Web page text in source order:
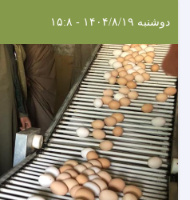
دوشنبه ۱۴۰۴/۸/۱۹ - ۱۵:۸